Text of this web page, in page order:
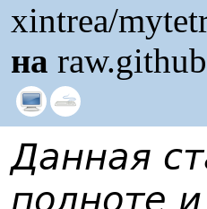
xintrea/
на
Данная
полноте